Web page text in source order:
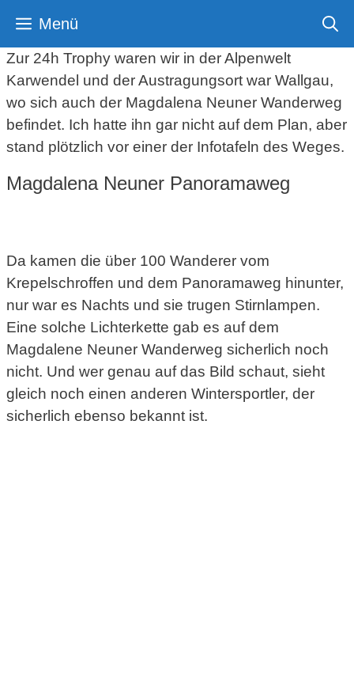
Inhalt
springen
Menü
Zur 24h Trophy waren wir in der Alpenwelt
Karwendel und der Austragungsort war Wallgau,
wo sich auch der Magdalena Neuner Wanderweg
befindet. Ich hatte ihn gar nicht auf dem Plan, aber
stand plötzlich vor einer der Infotafeln des Weges.
Magdalena Neuner Panoramaweg
Da kamen die über 100 Wanderer vom
Krepelschroffen und dem Panoramaweg hinunter,
nur war es Nachts und sie trugen Stirnlampen.
Eine solche Lichterkette gab es auf dem
Magdalene Neuner Wanderweg sicherlich noch
nicht. Und wer genau auf das Bild schaut, sieht
gleich noch einen anderen Wintersportler, der
sicherlich ebenso bekannt ist.